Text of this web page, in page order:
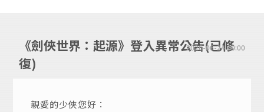
《劍俠世界：起源》登入異常公告(已修
復)
2026-06-24 00:00
親愛的少俠您好：